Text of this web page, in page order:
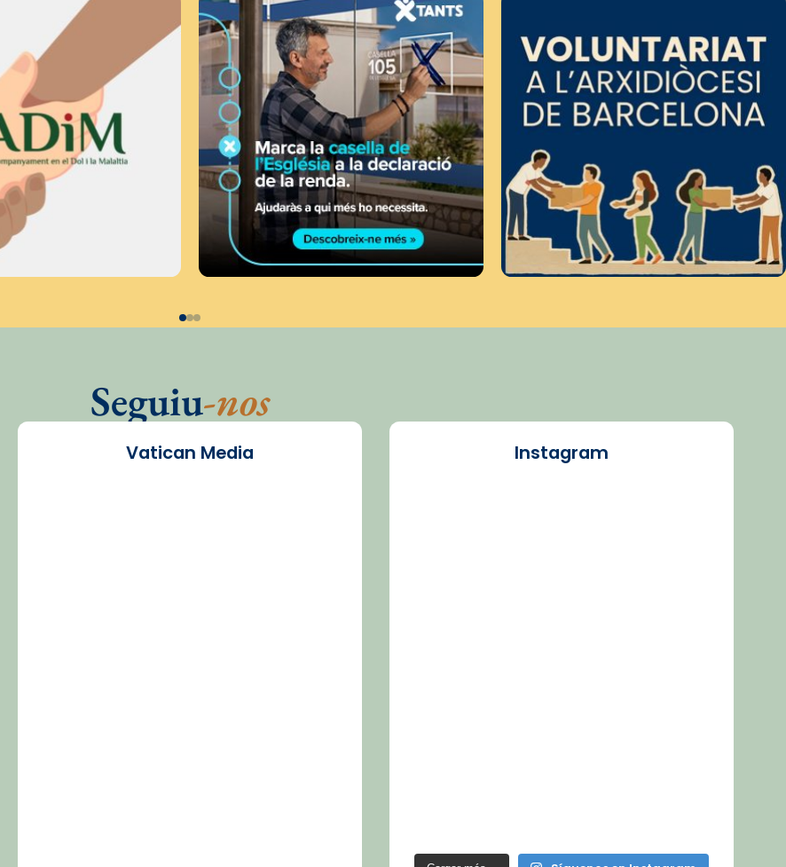
Seguiu-nos
Vatican Media Instagram